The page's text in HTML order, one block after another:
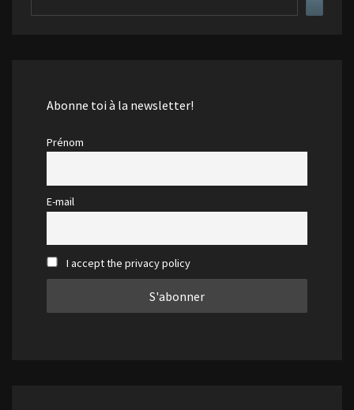
Abonne toi à la newsletter!
Prénom
E-mail
I accept the privacy policy